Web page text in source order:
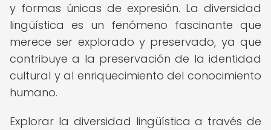
y formas únicas de expresión. La diversidad
lingüística es un fenómeno fascinante que
merece ser explorado y preservado, ya que
contribuye a la preservación de la identidad
cultural y al enriquecimiento del conocimiento
humano.
Explorar la diversidad lingüística a través de